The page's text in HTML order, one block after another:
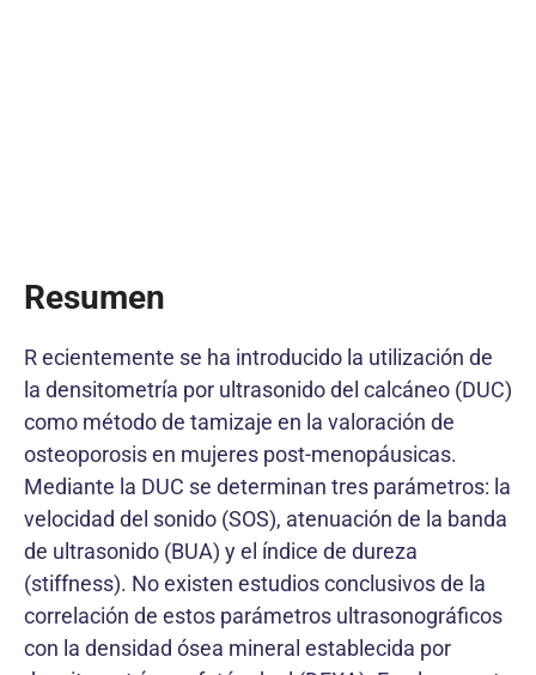
Resumen
R ecientemente se ha introducido la utilización de
la densitometría por ultrasonido del calcáneo (DUC)
como método de tamizaje en la valoración de
osteoporosis en mujeres post-menopáusicas.
Mediante la DUC se determinan tres parámetros: la
velocidad del sonido (SOS), atenuación de la banda
de ultrasonido (BUA) y el índice de dureza
(stiffness). No existen estudios conclusivos de la
correlación de estos parámetros ultrasonográficos
con la densidad ósea mineral establecida por